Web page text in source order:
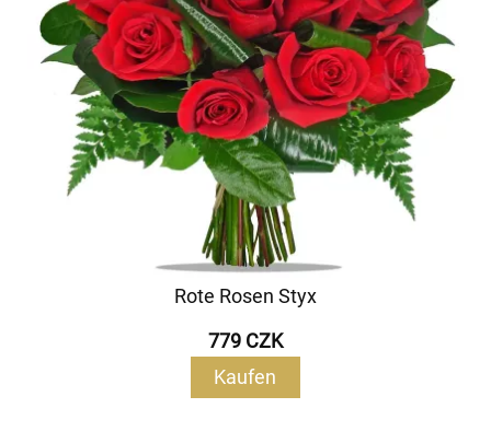
Rote Rosen Styx
779 CZK
Kaufen